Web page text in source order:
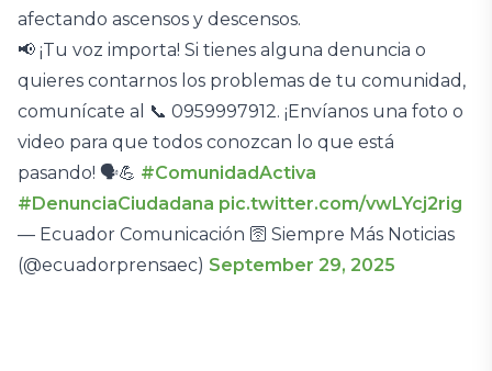
afectando ascensos y descensos.
📢 ¡Tu voz importa! Si tienes alguna denuncia o
quieres contarnos los problemas de tu comunidad,
comunícate al 📞 0959997912. ¡Envíanos una foto o
video para que todos conozcan lo que está
pasando! 🗣️💪 #ComunidadActiva
#DenunciaCiudadana pic.twitter.com/vwLYcj2rig
— Ecuador Comunicación 🛜 Siempre Más Noticias
(@ecuadorprensaec) September 29, 2025